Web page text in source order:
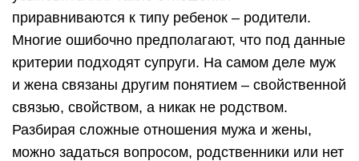
приравниваются к типу ребенок – родители.
Многие ошибочно предполагают, что под данные
критерии подходят супруги. На самом деле муж
и жена связаны другим понятием – свойственной
связью, свойством, а никак не родством.
Разбирая сложные отношения мужа и жены,
можно задаться вопросом, родственники или нет